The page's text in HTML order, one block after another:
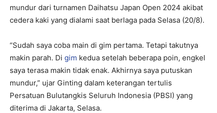
mundur dari turnamen Daihatsu Japan Open 2024 akibat
cedera kaki yang dialami saat berlaga pada Selasa (20/8).
“Sudah saya coba main di gim pertama. Tetapi takutnya
makin parah. Di gim kedua setelah beberapa poin, engkel
saya terasa makin tidak enak. Akhirnya saya putuskan
mundur,” ujar Ginting dalam keterangan tertulis
Persatuan Bulutangkis Seluruh Indonesia (PBSI) yang
diterima di Jakarta, Selasa.